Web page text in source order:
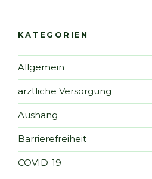
KATEGORIEN
Allgemein
ärztliche Versorgung
Aushang
Barrierefreiheit
COVID-19